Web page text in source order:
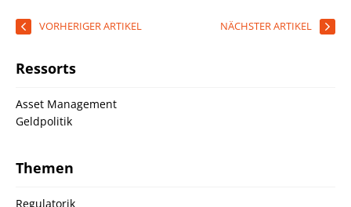
VORHERIGER ARTIKEL NÄCHSTER ARTIKEL
Ressorts
Asset Management
Geldpolitik
Themen
Regulatorik